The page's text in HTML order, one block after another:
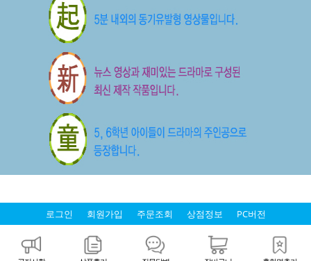
로그인 회원가입 주문조회 상점정보 PC버전